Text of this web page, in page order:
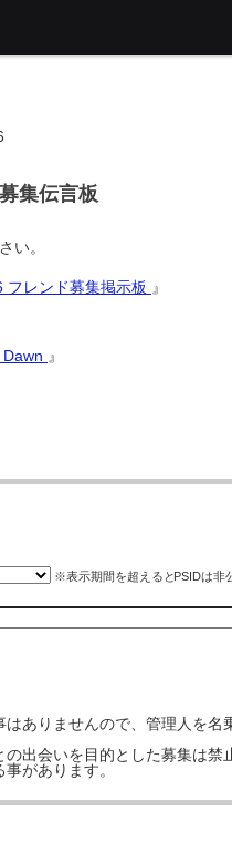
集伝言板
い。
フレンド募集掲示板 』
』
※表示期間を超えるとPSIDは非
ありませんので、管理人を名
出会いを目的とした募集は禁
があります。